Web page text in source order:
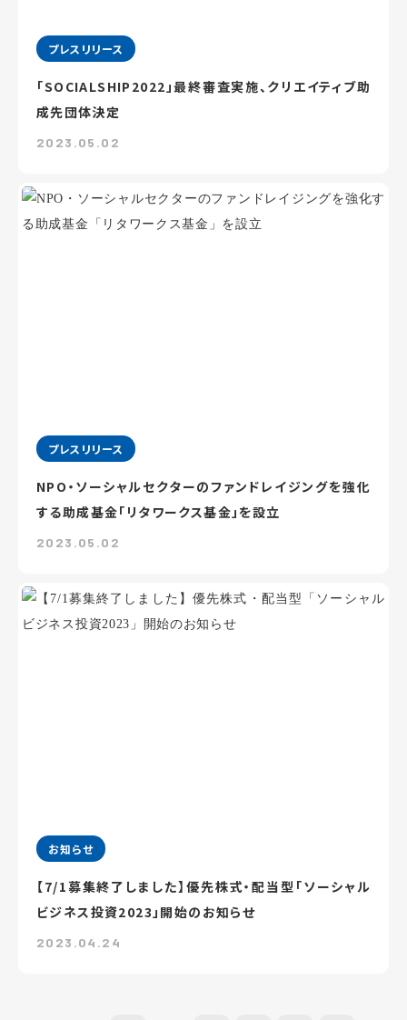
プレスリリース
「SOCIALSHIP2022」最終審査実施、クリエイティブ助
成先団体決定
2023.05.02
プレスリリース
NPO・ソーシャルセクターのファンドレイジングを強化
する助成基金「リタワークス基金」を設立
2023.05.02
お知らせ
【7/1募集終了しました】優先株式・配当型「ソーシャル
ビジネス投資2023」開始のお知らせ
2023.04.24